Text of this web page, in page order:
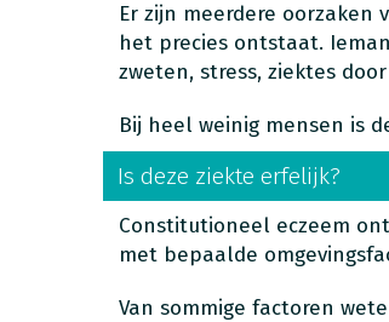
Er zijn meerdere oorzaken
het precies ontstaat.
zweten, stress, ziektes
Bij heel weinig mensen is
Is deze ziekte erfelijk?
Constitutioneel eczeem
met bepaalde
Van sommige factoren